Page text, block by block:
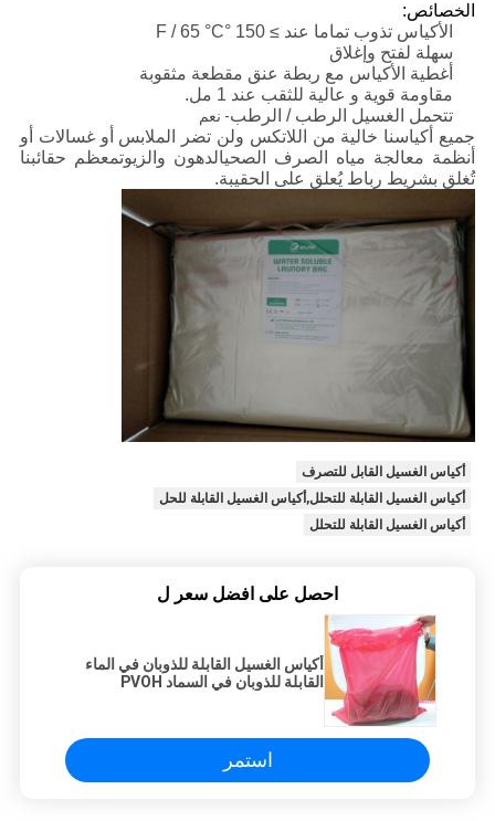
الخصائص:
الأكياس تذوب تماما عند ≥ 150 °F / 65 °C
سهلة لفتح وإغلاق
أغطية الأكياس مع ربطة عنق مقطعة مثقوبة
مقاومة قوية و عالية للثقب عند 1 مل.
تتحمل الغسيل الرطب / الرطب- نعم
جميع أكياسنا خالية من اللاتكس ولن تضر الملابس أو غسالات أو
أنظمة معالجة مياه الصرف الصحيالدهون والزيوتمعظم حقائبنا
تُغلق بشريط رباط يُعلق على الحقيبة.
أكياس الغسيل القابل للتصرف
أكياس الغسيل القابلة للتحلل,أكياس الغسيل القابلة للحل
أكياس الغسيل القابلة للتحلل
احصل على افضل سعر ل
أكياس الغسيل القابلة للذوبان في الماء
القابلة للذوبان في السماد PVOH
استمر